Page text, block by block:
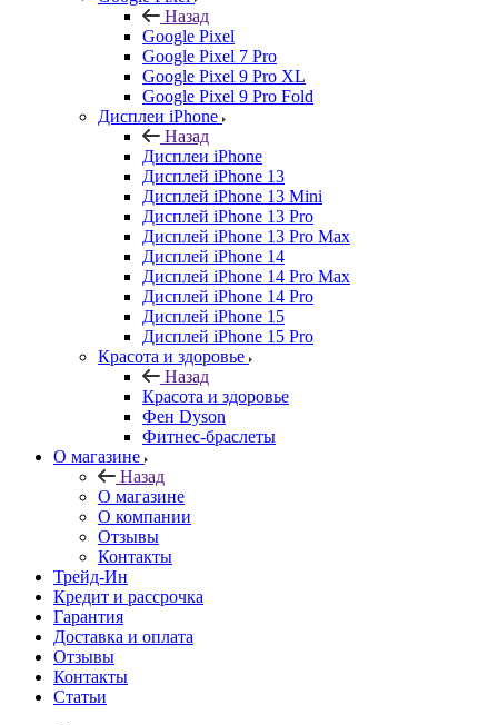
Назад
Google Pixel
Google Pixel 7 Pro
Google Pixel 9 Pro XL
Google Pixel 9 Pro Fold
Дисплеи iPhone
Назад
Дисплеи iPhone
Дисплей iPhone 13
Дисплей iPhone 13 Mini
Дисплей iPhone 13 Pro
Дисплей iPhone 13 Pro Max
Дисплей iPhone 14
Дисплей iPhone 14 Pro Max
Дисплей iPhone 14 Pro
Дисплей iPhone 15
Дисплей iPhone 15 Pro
Красота и здоровье
Назад
Красота и здоровье
Фен Dyson
Фитнес-браслеты
О магазине
Назад
О магазине
О компании
Отзывы
Контакты
Трейд-Ин
Кредит и рассрочка
Гарантия
Доставка и оплата
Отзывы
Контакты
Статьи